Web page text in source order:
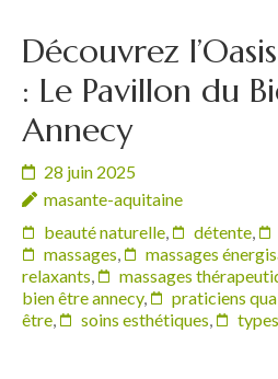
Découvrez
: Le Pavillon du
Annecy
28 juin 2025
masante-aquitaine
beauté naturelle, détente,
massages, massages
relaxants, massages
bien être annecy, praticiens
être, soins esthétiques,